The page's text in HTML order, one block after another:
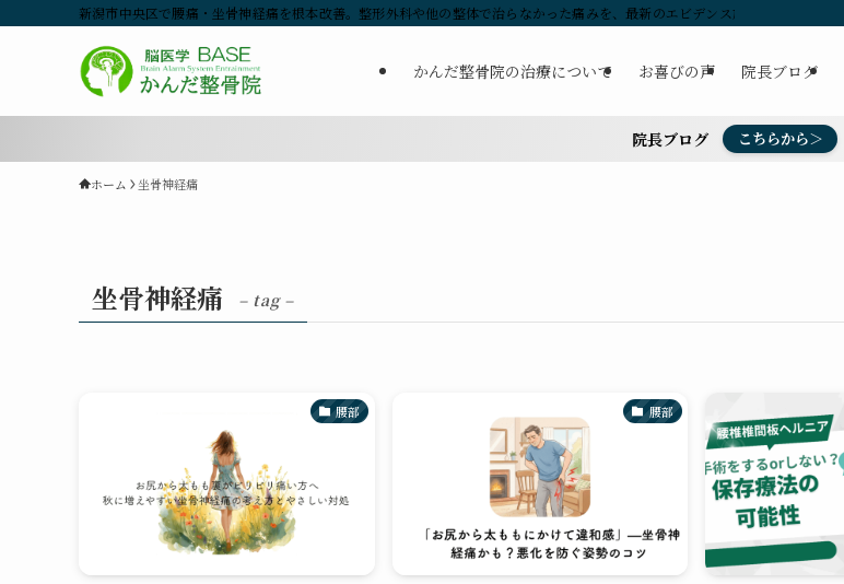
新潟市中央区で腰痛・坐骨神経痛を根本改善。整形外科や他の整体で治らなかった痛みを、最新のエビデンス施術で解消しま
かんだ整骨院の治療について お喜びの声 院長ブログ
院長ブログ こちらから＞
ホーム 坐骨神経痛
坐骨神経痛 – tag –
腰部 腰部